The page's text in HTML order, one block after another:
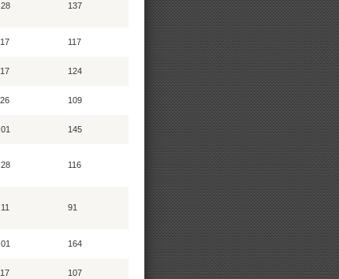
137
117
124
109
145
116
91
164
107